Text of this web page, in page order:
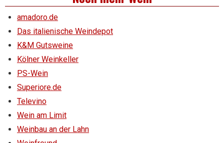
amadoro.de
Das italienische Weindepot
K&M Gutsweine
Kölner Weinkeller
PS-Wein
Superiore.de
Televino
Wein am Limit
Weinbau an der Lahn